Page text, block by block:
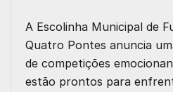
A Escolinha Municipal de
Quatro Pontes anuncia
de competições
estão prontos para